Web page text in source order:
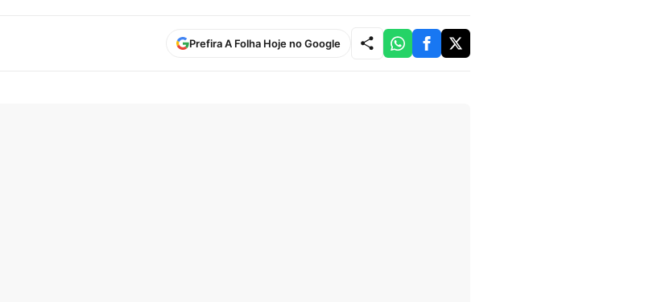
Prefira A Folha Hoje no Google